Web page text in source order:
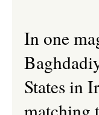
In one
States in
matching